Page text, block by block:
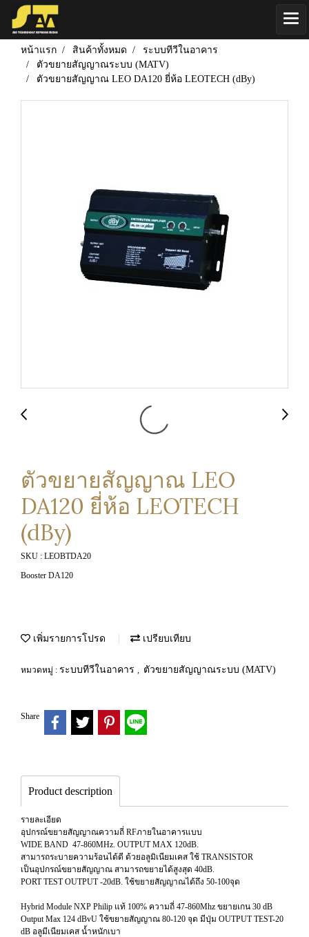
หน้าแรก สินค้าทั้งหมด
ระบบทีวีในอาคาร
ตัวขยายสัญญาณระบบ (MATV)
ตัวขยายสัญญาณ LEO DA120 ยี่ห้อ LEOTECH (dBy)
ตัวขยายสัญญาณ LEO
DA120 ยี่ห้อ LEOTECH
(dBy)
SKU : LEOBTDA20
Booster DA120
เพิ่มรายการโปรด เปรียบเทียบ
หมวดหมู่ : ระบบทีวีในอาคาร , ตัวขยายสัญญาณระบบ (MATV)
Share
Product description
รายละเอียด
อุปกรณ์ขยายสัญญาณความถี่ RFภายในอาคารแบบ
WIDE BAND 47-860MHz. OUTPUT MAX 120dB.
สามารถระบายความร้อนได้ดี ด้วยอลูมิเนียมเคส ใช้ TRANSISTOR
เป็นอุปกรณ์ขยายสัญญาณ สามารถขยายได้สูงสุด 40dB.
PORT TEST OUTPUT -20dB. ใช้ขยายสัญญาณได้ถึง 50-100จุด
Hybrid Module NXP Philip แท้ 100% ความถี่ 47-860Mhz ขยายเกน 30 dB
Output Max 124 dBvU ใช้ขยายสัญญาณ 80-120 จุด มีปุ่ม OUTPUT TEST-20
dB อลูมีเนียมเคส น้ำหนักเบา